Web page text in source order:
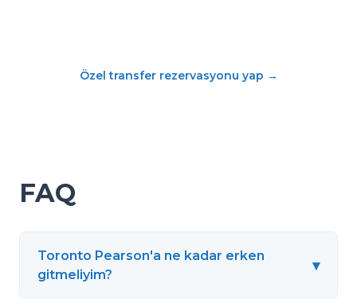
Özel transfer rezervasyonu yap →
FAQ
Toronto Pearson'a ne kadar erken
gitmeliyim?
▾